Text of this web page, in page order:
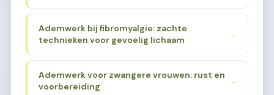
Ademwerk bij fibromyalgie: zachte
technieken voor gevoelig lichaam
→
Ademwerk voor zwangere vrouwen: rust en
voorbereiding
→